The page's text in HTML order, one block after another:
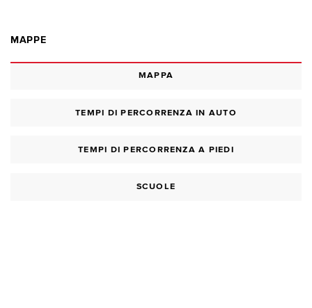
MAPPE
MAPPA
TEMPI DI PERCORRENZA IN AUTO
TEMPI DI PERCORRENZA A PIEDI
SCUOLE